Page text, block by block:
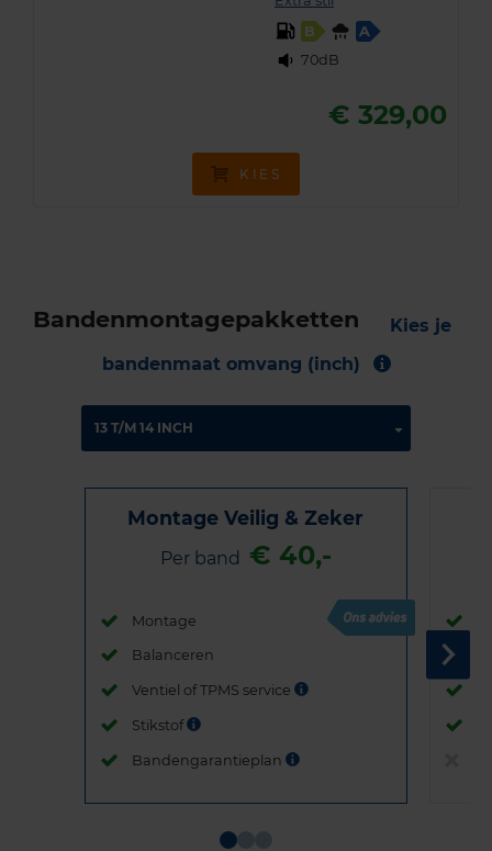
B
A
70dB
€ 329,00
KIES
Bandenmontagepakketten
Kies je
bandenmaat omvang (inch)
Montage Veilig & Zeker
Per band € 40,-
Montage
Balanceren
Ventiel of TPMS service
Stikstof
Bandengarantieplan